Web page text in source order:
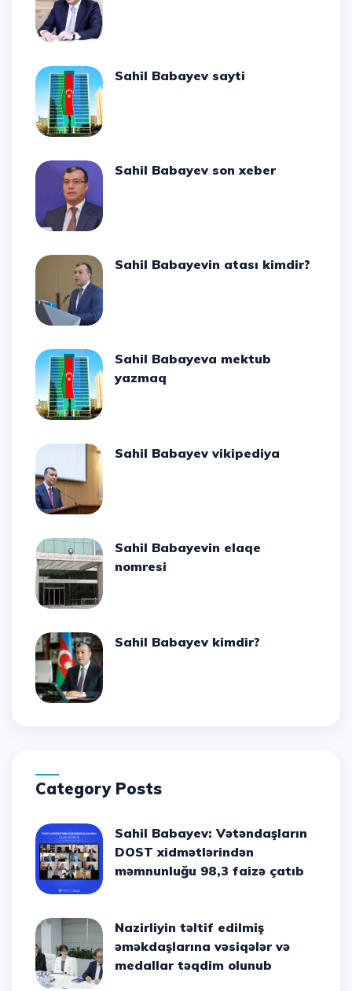
Sahil Babayev sayti
Sahil Babayev son xeber
Sahil Babayevin atası kimdir?
Sahil Babayeva mektub
yazmaq
Sahil Babayev vikipediya
Sahil Babayevin elaqe
nomresi
Sahil Babayev kimdir?
Category Posts
Sahil Babayev: Vətəndaşların
DOST xidmətlərindən
məmnunluğu 98,3 faizə çatıb
Nazirliyin təltif edilmiş
əməkdaşlarına vəsiqələr və
medallar təqdim olunub